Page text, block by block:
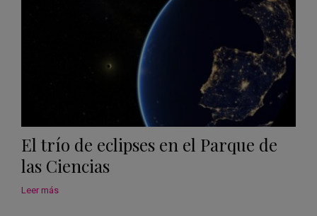
El trío de eclipses en el Parque de
las Ciencias
Leer más